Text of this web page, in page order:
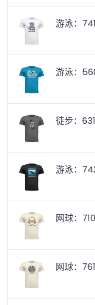
游泳：
游泳：
徒步：
游泳：
网球：
网球：